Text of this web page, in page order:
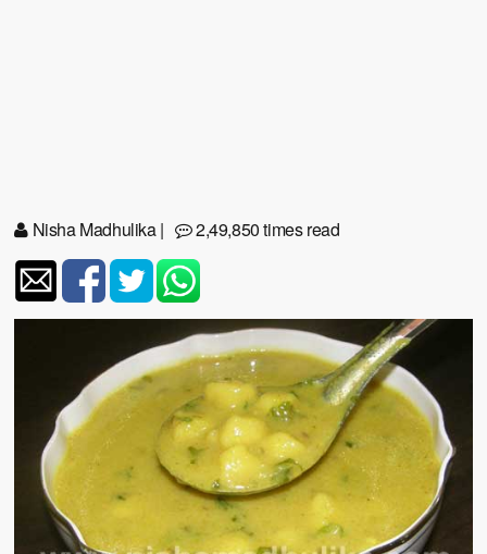
Nisha Madhulika| 2,49,850 times read